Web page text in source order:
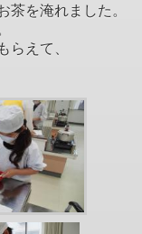
茶を淹れました。
らえて、